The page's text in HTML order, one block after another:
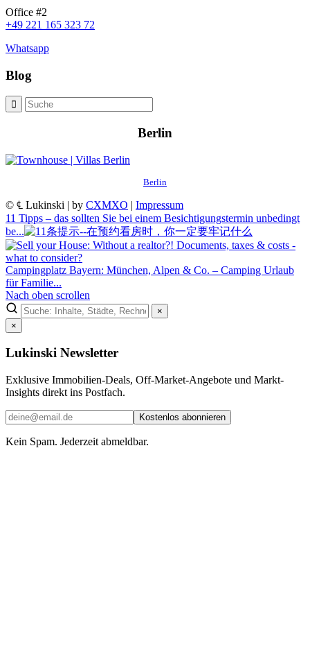
Office #2
+49 221 165 323 72
Whatsapp
Blog
Berlin
Berlin
© ℄ Lukinski | by CXMXO | Impressum
11 Tipps – das sollten Sie bei einem Besichtigungstermin unbedingt
be...
Campingplatz Bayern: München, Alpen & Co. – Camping Urlaub
für Familie...
Nach oben scrollen
×
×
Lukinski Newsletter
Exklusive Immobilien-Deals, Off-Market-Angebote und Markt-
Insights direkt ins Postfach.
Kostenlos abonnieren
Kein Spam. Jederzeit abmeldbar.